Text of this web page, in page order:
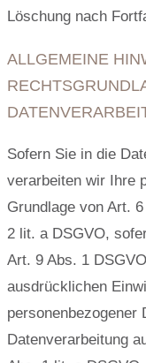
Löschung nach
ALLGEMEINE
Sofern Sie in die
verarbeiten wir Ihre
Grundlage von Art.
2 lit. a DSGVO,
Art. 9 Abs. 1
ausdrücklichen
personenbezogener
Datenverarbeitung